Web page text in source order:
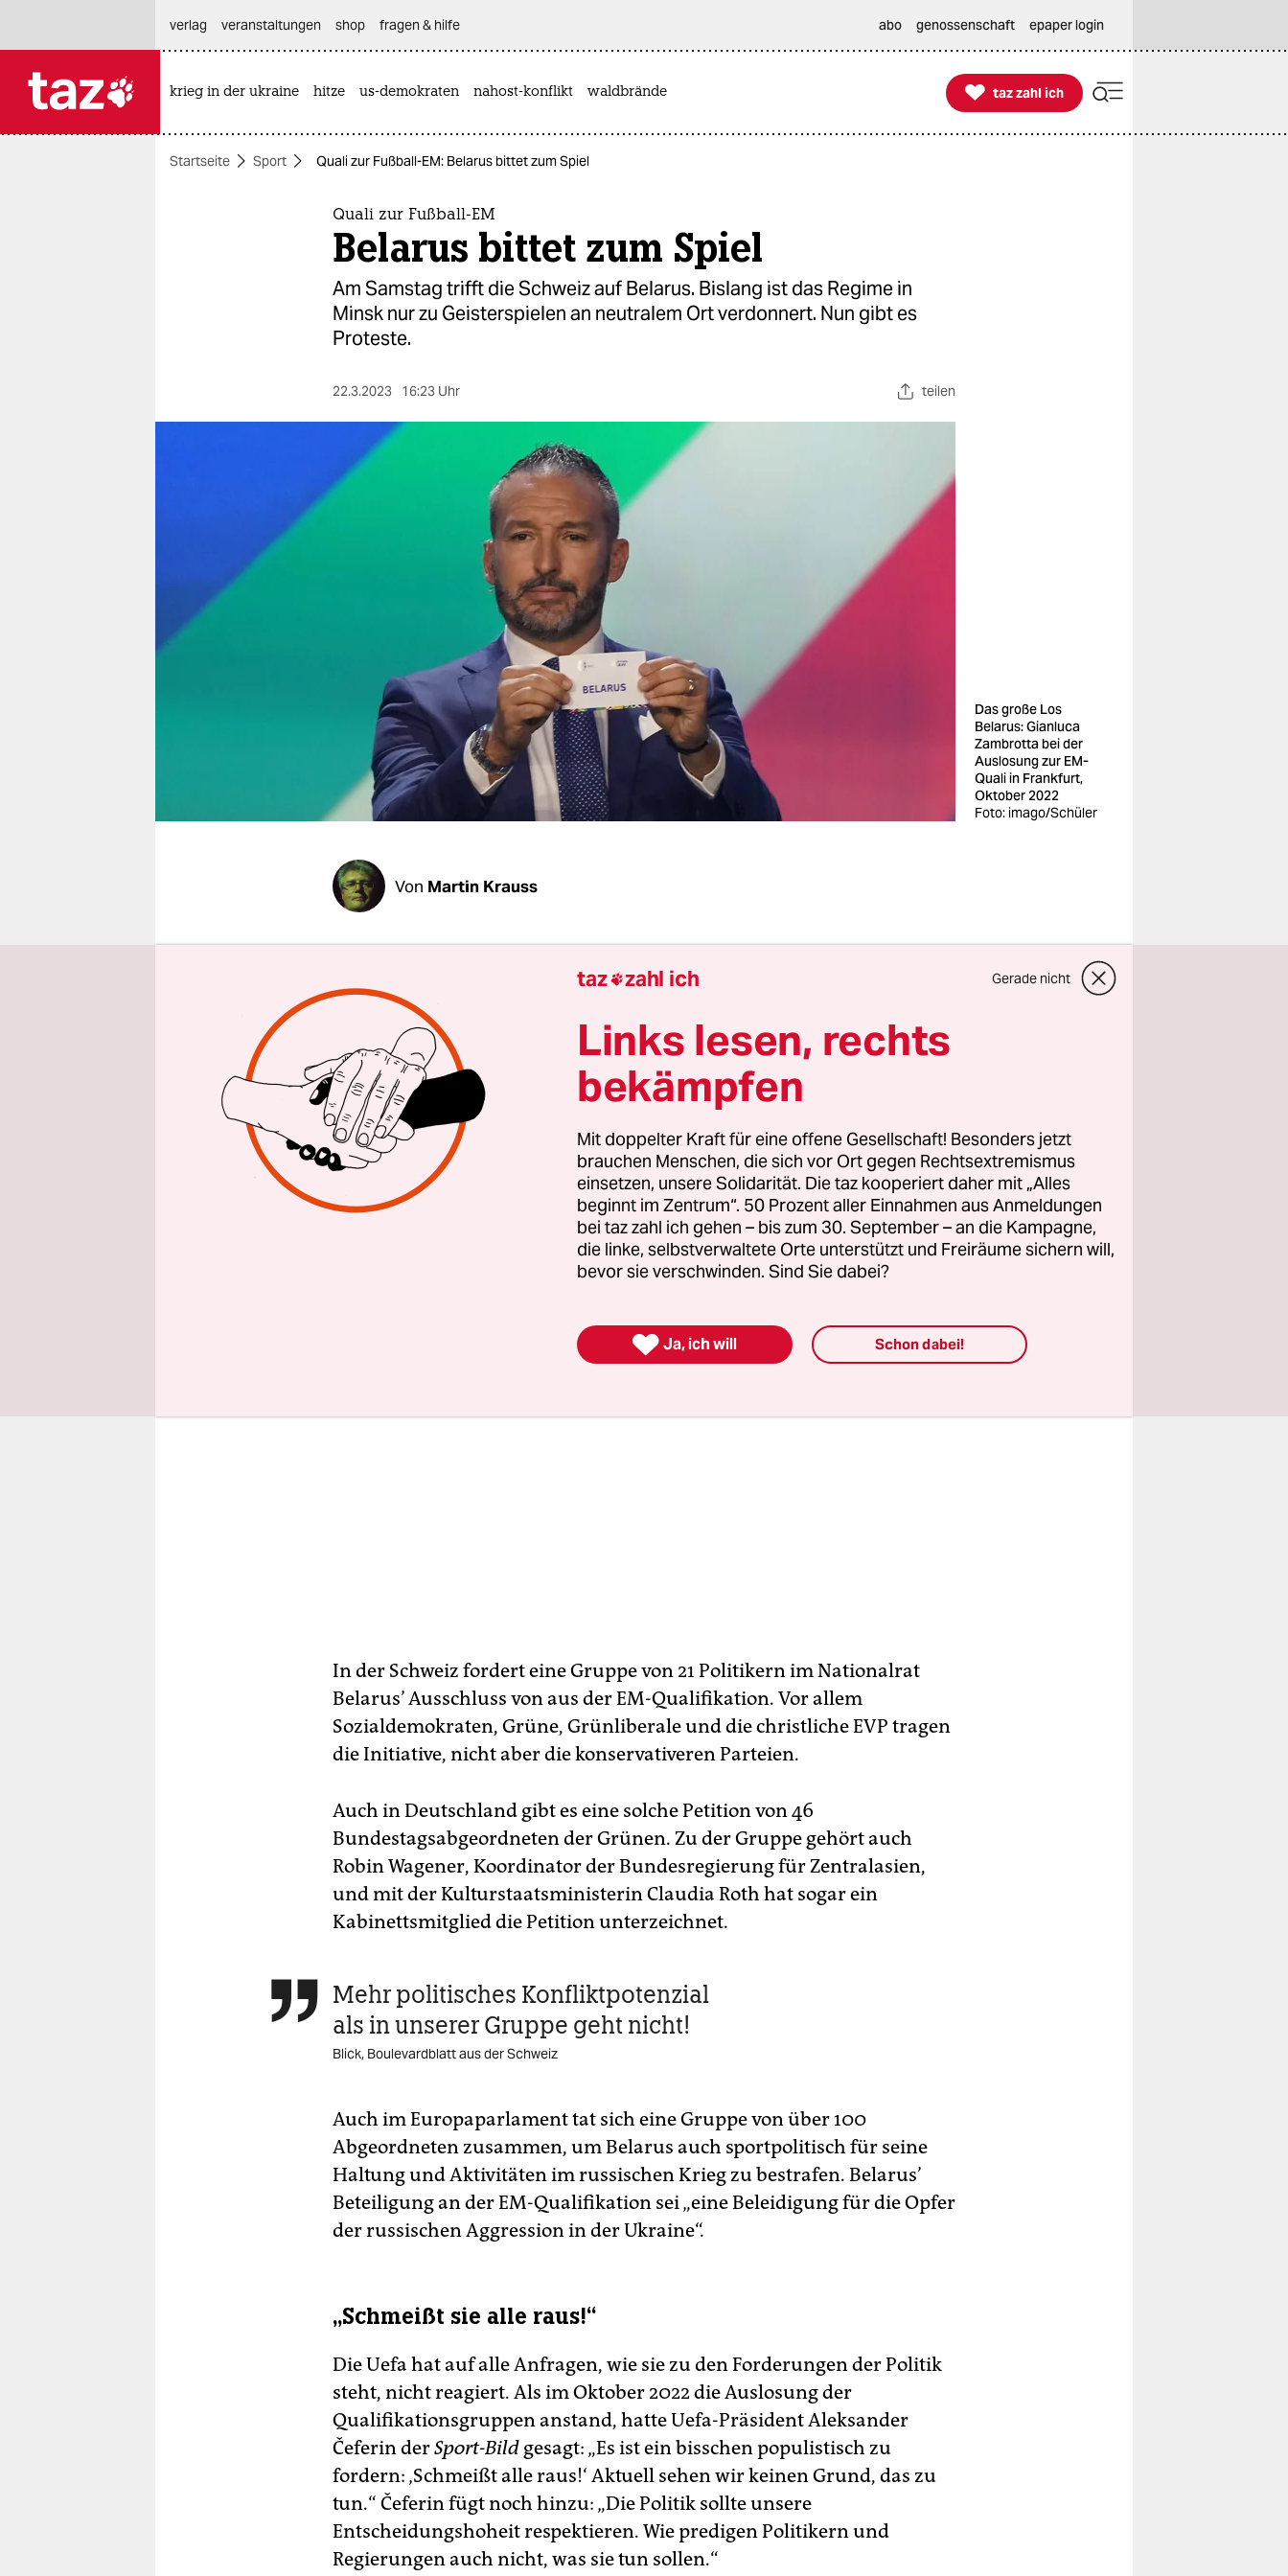
themen
verlag
veranstaltungen
genossenschaft
verlag
veranstaltungen shop fragen & hilfe abo genossenschaft epaper login
krieg in der ukraine hitze us-demokraten nahost-konflikt waldbrände 
taz zahl ich
taz zahl ich
Startseite Sport Quali zur Fußball-EM: Belarus bittet zum Spiel
Quali zur Fußball-EM
Belarus bittet zum Spiel
Am Samstag trifft die Schweiz auf Belarus. Bislang ist das Regime in
Minsk nur zu Geisterspielen an neutralem Ort verdonnert. Nun gibt es
Proteste.
22.3.2023 16:23 Uhr teilen
Das große Los
Belarus: Gianluca
Zambrotta bei der
Auslosung zur EM-
Quali in Frankfurt,
Oktober 2022
Foto: imago/Schüler
Von Martin Krauss
Ein Geisterspiel wird es. Das steht über die Begegnung Belarus –
Schweiz schon fest. Am Samstag treffen die Fußballteams im Rahmen
der Qualifikation für die Europameisterschaft 2024 aufeinander: ohne
Zuschauer und auf neutralem Platz. Den durfte Belarus bestimmen,
und es wurde das serbische Novi Sad.
Nach dem Überfall Russlands auf die Ukraine im Februar 2022 hatte
der internationale Fußball Sanktionen verhängt.Russlandist von allen
Spielen, die Uefa und Fifa ausrichten, verbannt. Belarus, das mit
Russland verbündet ist, wird etwas softersanktioniert:
Zuschauerausschluss und neutraler Boden. Eine „Zwischenlösung“
Neue Zürcher Zeitungdas.
In der Schweiz fordert eine Gruppe von 21 Politikern im Nationalrat
Belarus’ Ausschluss von aus der EM-Qualifikation. Vor allem
Sozialdemokraten, Grüne, Grünliberale und die christliche EVP tragen
die Initiative, nicht aber die konservativeren Parteien.
Auch in Deutschland gibt es eine solche Petition von 46
Bundestagsabgeordneten der Grünen. Zu der Gruppe gehört auch
Robin Wagener, Koordinator der Bundesregierung für Zentralasien,
und mit der Kulturstaatsministerin Claudia Roth hat sogar ein
Kabinettsmitglied die Petition unterzeichnet.
 Mehr politisches Konfliktpotenzial
als in unserer Gruppe geht nicht!
Blick, Boulevardblatt aus der Schweiz
Auch im Europaparlament tat sich eine Gruppe von über 100
Abgeordneten zusammen, um Belarus auch sportpolitisch für seine
Haltung und Aktivitäten im russischen Krieg zu bestrafen. Belarus’
Beteiligung an der EM-Qualifikation sei „eine Beleidigung für die Opfer
der russischen Aggression in der Ukraine“.
„Schmeißt sie alle raus!“
Die Uefa hat auf alle Anfragen, wie sie zu den Forderungen der Politik
steht, nicht reagiert. Als im Oktober 2022 die Auslosung der
Qualifikationsgruppen anstand, hatte Uefa-Präsident Aleksander
Čeferin derSport-Bild gesagt: „Es ist ein bisschen populistisch zu
fordern: ‚Schmeißt alle raus!‘ Aktuell sehen wir keinen Grund, das zu
tun.“ Čeferin fügt noch hinzu: „Die Politik sollte unsere
Entscheidungshoheit respektieren. Wie predigen Politikern und
Regierungen auch nicht, was sie tun sollen.“
taz zahl ich Gerade nicht
Links lesen, rechts
bekämpfen
Mit doppelter Kraft für eine offene Gesellschaft! Besonders jetzt
brauchen Menschen, die sich vor Ort gegen Rechtsextremismus
einsetzen, unsere Solidarität. Die taz kooperiert daher mit „Alles
beginnt im Zentrum“. 50 Prozent aller Einnahmen aus Anmeldungen
bei taz zahl ich gehen – bis zum 30. September – an die Kampagne,
die linke, selbstverwaltete Orte unterstützt und Freiräume sichern will,
bevor sie verschwinden. Sind Sie dabei?
 Ja, ich will Schon dabei!